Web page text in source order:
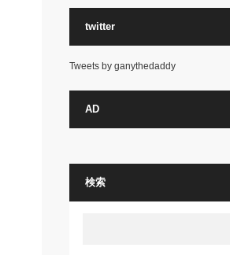
twitter
Tweets by ganythedaddy
AD
検索